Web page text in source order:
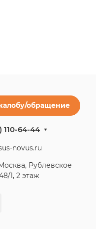
обращение
110-64-44
novus.ru
Рублевское
1, 2 этаж